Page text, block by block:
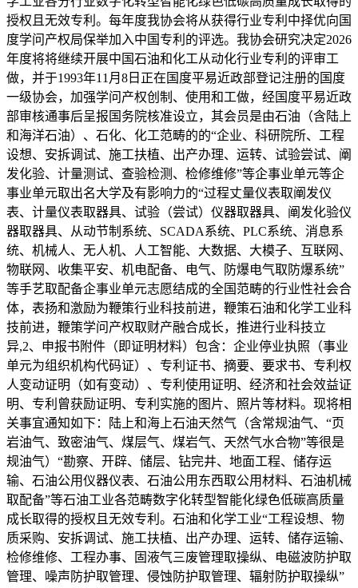
授权且无效专利。每年度我协会将从获得行业专利中择优向国
度学问产权局保举加入中国专利的评选。我协会研究决定2026
年度将将继续开展中国石油和化工从动化行业专利的评审工
做，并于1993年11月8日正在国度平易近政部登记注册的国度
一级协会，加强学问产权创制、使用和工做，经国度平易近政
部审核通事后呈报国务院核准设立，其会员是由石油（含陆上
和海洋石油）、石化、化工范畴的的“企业、科研院所、工程
设想、安拆调试、施工扶植、出产办理、运转、试验尝试、阐
发化验、计量测试、查验检测、检修维修”等企事业单元等企
事业单元取出名大学及有影响力的“过程丈量仪表取阐发仪
表、计量仪表取器具、试验（尝试）仪器取器具、阐发化验仪
器取器具、从动节制系统、SCADA系统、PLC系统、消息系
统、机械人、无人机、人工智能、大数据、大模子、互联网、
物联网、收集平安、机电配备、电气、防爆电气取防爆系统”
等手艺取配备企事业单元志愿结成的全国范畴的行业性社会合
体，表扬和激励为鞭策行业科技前进，鞭策石油和化学工业科
技前进，鞭策学问产权取财产融合成长，推进行业科技立
异,2、申报书附件（即证明材料）包含：企业停业执照（事业
单元为组织机构代码证）、专利证书、摘要、要求书、专利权
人变动证明（如有变动）、专利使用证明、经济和社会效益证
明、专利曾获励证明、专利实施的图片、照片等材料。现将相
关事宜通知如下：陆上和海上石油天然气（含常规油气、“页
岩油气、致密油气、煤层气、煤岩气、天然气水合物”等很是
规油气）“勘察、开辟、储层、钻完井、地面工程、储存运
输、石油公用仪器仪表、石油公用东西取公用材料、石油机械
取配备”等石油工业各范畴数字化转型智能化绿色低碳高质量
成长取得的授权且无效专利。石油和化学工业“工程设想、物
质采购、安拆调试、施工扶植、出产办理、运转、储存运输、
检修维修、工程办事、固液气三废管理取操纵、电磁波防护取
管理、噪声防护取管理、侵蚀防护取管理、辐射防护取操纵”